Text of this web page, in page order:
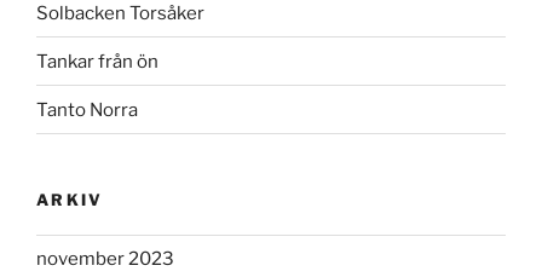
Solbacken Torsåker
Tankar från ön
Tanto Norra
ARKIV
november 2023